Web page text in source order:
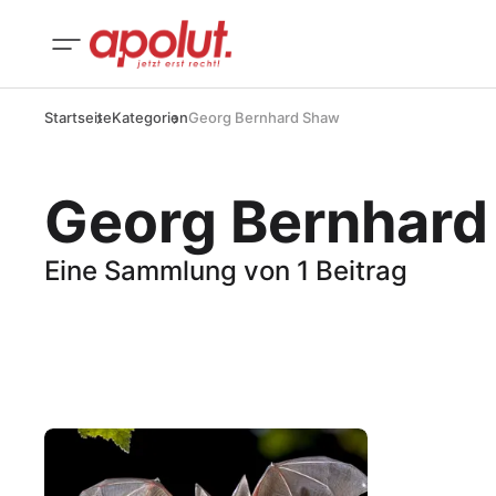
StartseiteKategorienGeorg Bernhard Shaw
Georg
Eine Sammlung von 1 Beitrag